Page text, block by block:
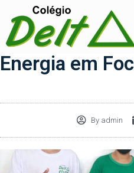
Energia em
By admin